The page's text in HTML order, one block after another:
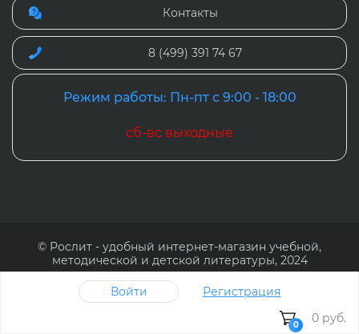
Контакты
8 (499) 391 74 67
Режим работы: Пн-пт с 9:00 - 18:00
сб-вс выходные
© Рослит - удобный интернет-магазин учебной,
методической и детской литературы, 2024
Наверх
Войти Регистрация
0 0 руб.
Cайт Рослит (www.roslit.ru) использует файлы cookie и